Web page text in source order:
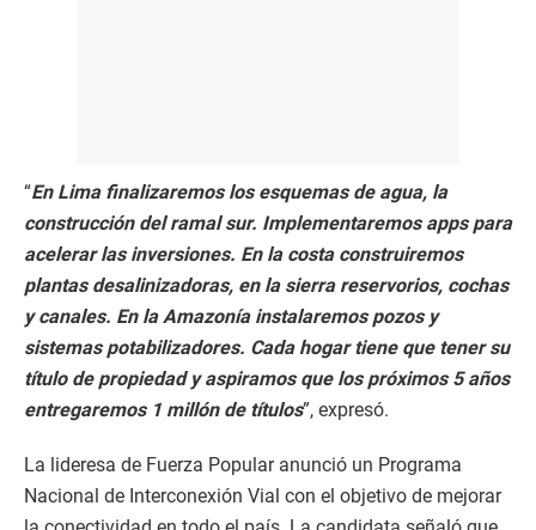
“En Lima finalizaremos los esquemas de agua, la
construcción del ramal sur. Implementaremos apps para
acelerar las inversiones. En la costa construiremos
plantas desalinizadoras, en la sierra reservorios, cochas
y canales. En la Amazonía instalaremos pozos y
sistemas potabilizadores. Cada hogar tiene que tener su
título de propiedad y aspiramos que los próximos 5 años
entregaremos 1 millón de títulos”, expresó.
La lideresa de Fuerza Popular anunció un Programa
Nacional de Interconexión Vial con el objetivo de mejorar